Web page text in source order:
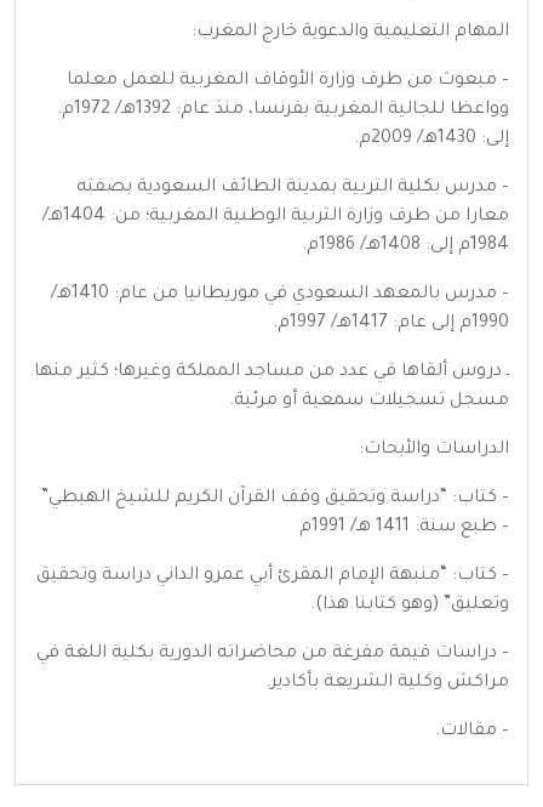
المهام التعليمية والدعوية خارج المغرب:
– مبعوث من طرف وزارة الأوقاف المغربية للعمل معلما
وواعظا للجالية المغربية بفرنسا، منذ عام: 1392هـ/ 1972م.
إلى: 1430هـ/ 2009م.
– مدرس بكلية التربية بمدينة الطائف السعودية بصفته
معارا من طرف وزارة التربية الوطنية المغربية؛ من: 1404هـ/
1984م إلى: 1408هـ/ 1986م.
– مدرس بالمعهد السعودي في موريطانيا من عام: 1410هـ/
1990م إلى عام: 1417هـ/ 1997م.
ـ دروس ألقاها في عدد من مساجد المملكة وغيرها؛ كثير منها
مسجل تسجيلات سمعية أو مرئية.
الدراسات والأبحاث:
– كتاب: “دراسة وتحقيق وقف القرآن الكريم للشيخ الهبطي”
– طبع سنة: 1411 هـ/ 1991م
– كتاب: “منبهة الإمام المقرئ أبي عمرو الداني دراسة وتحقيق
وتعليق” (وهو كتابنا هذا).
– دراسات قيمة مفرغة من محاضراته الدورية بكلية اللغة في
مراكش وكلية الشريعة بأكادير.
– مقالات.